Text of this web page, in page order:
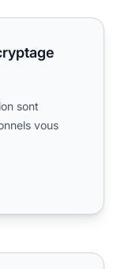
des frais
sont
vous
si elle